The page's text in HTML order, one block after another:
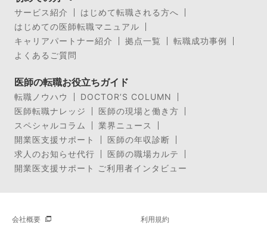
サービス紹介
はじめて転職される方へ
はじめての医師転職マニュアル
キャリアパートナー紹介
拠点一覧
転職成功事例
よくあるご質問
医師の転職お役立ちガイド
転職ノウハウ
DOCTOR’S COLUMN
医師転職ナレッジ
医師の現場と働き方
スペシャルコラム
業界ニュース
開業医支援サポート
医師の年収診断
求人のお知らせ代行
医師の職場カルテ
開業医支援サポート ご利用者インタビュー
会社概要 利用規約